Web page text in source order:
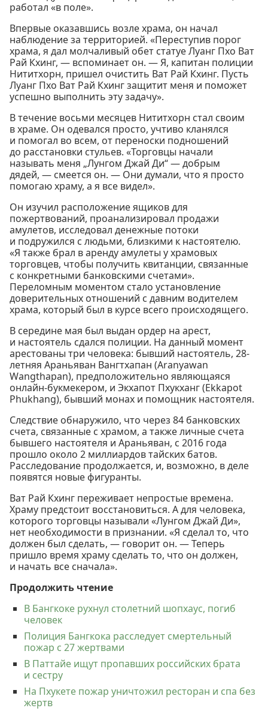
работал «в поле».
Впервые оказавшись возле храма, он начал
наблюдение за территорией. «Переступив порог
храма, я дал молчаливый обет статуе Луанг Пхо Ват
Рай Кхинг, — вспоминает он. — Я, капитан полиции
Нититхорн, пришел очистить Ват Рай Кхинг. Пусть
Луанг Пхо Ват Рай Кхинг защитит меня и поможет
успешно выполнить эту задачу».
В течение восьми месяцев Нититхорн стал своим
в храме. Он одевался просто, учтиво кланялся
и помогал во всем, от переноски подношений
до расстановки стульев. «Торговцы начали
называть меня „Лунгом Джай Ди“ — добрым
дядей, — смеется он. — Они думали, что я просто
помогаю храму, а я все видел».
Он изучил расположение ящиков для
пожертвований, проанализировал продажи
амулетов, исследовал денежные потоки
и подружился с людьми, близкими к настоятелю.
«Я также брал в аренду амулеты у храмовых
торговцев, чтобы получить квитанции, связанные
с конкретными банковскими счетами».
Переломным моментом стало установление
доверительных отношений с давним водителем
храма, который был в курсе всего происходящего.
В середине мая был выдан ордер на арест,
и настоятель сдался полиции. На данный момент
арестованы три человека: бывший настоятель, 28-
летняя Араньяван Вангтхапан (Aranyawan
Wangthapan), предположительно являющаяся
онлайн-букмекером, и Экхапот Пхукханг (Ekkapot
Phukhang), бывший монах и помощник настоятеля.
Следствие обнаружило, что через 84 банковских
счета, связанные с храмом, а также личные счета
бывшего настоятеля и Араньяван, с 2016 года
прошло около 2 миллиардов тайских батов.
Расследование продолжается, и, возможно, в деле
появятся новые фигуранты.
Ват Рай Кхинг переживает непростые времена.
Храму предстоит восстановиться. А для человека,
которого торговцы называли «Лунгом Джай Ди»,
нет необходимости в признании. «Я сделал то, что
должен был сделать, — говорит он. — Теперь
пришло время храму сделать то, что он должен,
и начать все сначала».
Продолжить чтение
В Бангкоке рухнул столетний шопхаус, погиб
человек
Полиция Бангкока расследует смертельный
пожар с 27 жертвами
В Паттайе ищут пропавших российских брата
и сестру
На Пхукете пожар уничтожил ресторан и спа без
жертв